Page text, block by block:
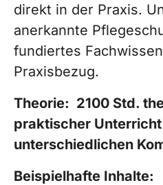
direkt in der Praxis.
anerkannte
fundiertes
Praxisbezug.
Theorie: 2100 Std.
praktischer
unterschiedlichen
Beispielhafte Inhalte: